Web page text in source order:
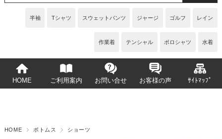
半袖 Tシャツ スウェットパンツ ジャージ ゴルフ レイン
作業着 テンシャル ポロシャツ 水着
HOME ご利用案内 お問い合せ お客様の声 ｻｲﾄﾏｯﾌﾟ
HOME ボトムス ショーツ